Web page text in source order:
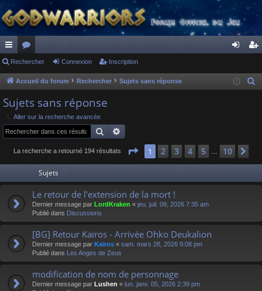
ac
co
ur
ci
s
or
u
s
ne cri
Rechercher Connexion Inscription
Accueil du forum Rechercher Sujets sans réponse
e
Sujets sans réponse
Aller sur la recherche avancée
Rechercher
La recherche a retourné 194 résultats Page 1sur 10
1 2 3 4 5 10
Sujets
Le retour de l'extension de la mort !
Dernier message par LordKraken « jeu. juil. 09, 2026 7:35 am
Publié dans Discussions
[BG] Retour Kaïros - Arrivée Ohko Deukalion
Dernier message par Kaïros « sam. mars 28, 2026 9:08 pm
Publié dans Les Anges de Zeus
modification de nom de personnage
Dernier message par Lushen « lun. janv. 05, 2026 2:39 pm